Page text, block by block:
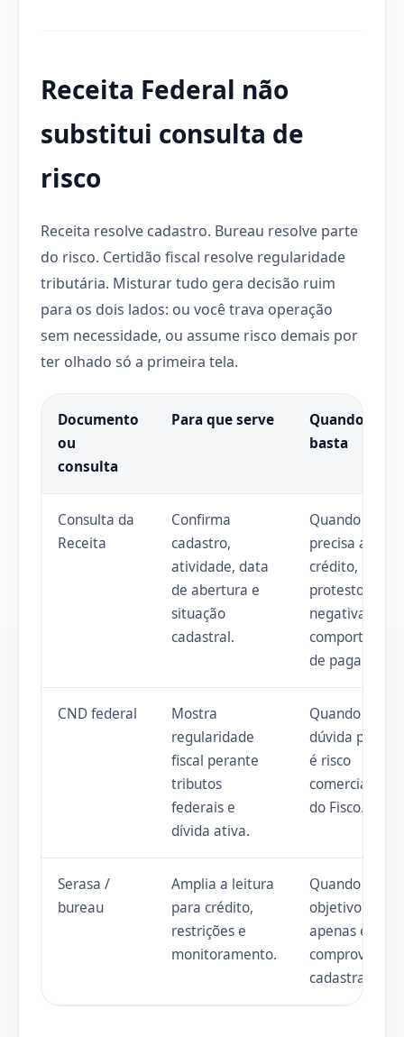
Receita Federal não
substitui consulta de
risco
Receita resolve cadastro. Bureau resolve parte
do risco. Certidão fiscal resolve regularidade
tributária. Misturar tudo gera decisão ruim
para os dois lados: ou você trava operação
sem necessidade, ou assume risco demais por
ter olhado só a primeira tela.
Documento
ou
consulta
Para que serve
Quando não
basta
Consulta da
Receita
Confirma
cadastro,
atividade, data
de abertura e
situação
cadastral.
Quando você
precisa avaliar
crédito,
protesto,
negativação
de
CND federal
Mostra
regularidade
fiscal perante
tributos
federais e
dívida ativa.
Quando a
dúvida
é risco
comercial
do Fisco.
Serasa /
bureau
Amplia a leitura
para crédito,
restrições e
monitoramento.
Quando o
objetivo é
apenas emitir
comprovante
cadastral.